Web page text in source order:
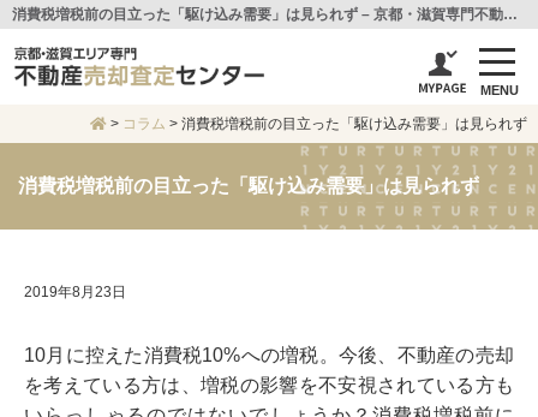
消費税増税前の目立った「駆け込み需要」は見られず – 京都・滋賀専門不動産査定センター
MENU
> コラム > 消費税増税前の目立った「駆け込み需要」は見られず
消費税増税前の目立った「駆け込み需要」は見られず
2019年8月23日
10月に控えた消費税10%への増税。今後、不動産の売却
を考えている方は、増税の影響を不安視されている方も